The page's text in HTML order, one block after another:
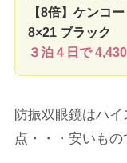
【8倍】ケンコ
8×21 ブラック
３泊４日で
防振双眼鏡はハ
点・・・安いも